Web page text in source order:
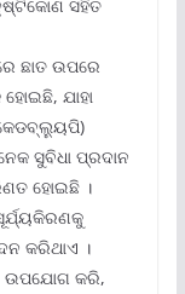
ସହିତ
ଛାତ ଉପରେ
ଯାହା
ସୁବିଧା ପ୍ରଦାନ
ହୋଇଛି ।
କରିଥାଏ ।
ଉପଯୋଗ କରି,